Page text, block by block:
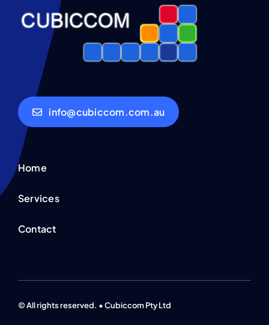
info@cubiccom.com.au
Home
Services
Contact
© All rights reserved. • Cubiccom Pty Ltd